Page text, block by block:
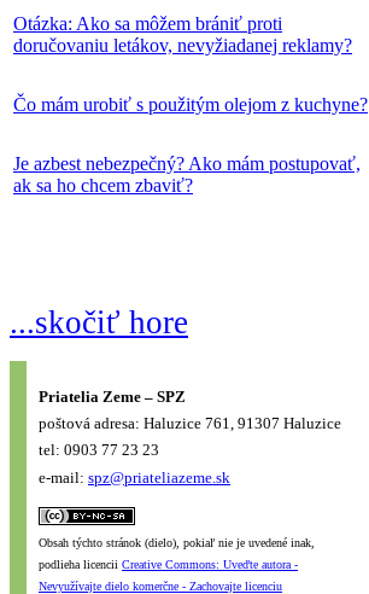
Otázka: Ako sa môžem brániť proti
doručovaniu letákov, nevyžiadanej reklamy?
Čo mám urobiť s použitým olejom z kuchyne?
Je azbest nebezpečný? Ako mám postupovať,
ak sa ho chcem zbaviť?
...skočiť hore
Priatelia Zeme – SPZ
poštová adresa: Haluzice 761, 91307 Haluzice
tel: 0903 77 23 23
e-mail: spz@priateliazeme.sk
Obsah týchto stránok (dielo), pokiaľ nie je uvedené inak,
podlieha licencii Creative Commons: Uveďte autora -
Nevyužívajte dielo komerčne - Zachovajte licenciu